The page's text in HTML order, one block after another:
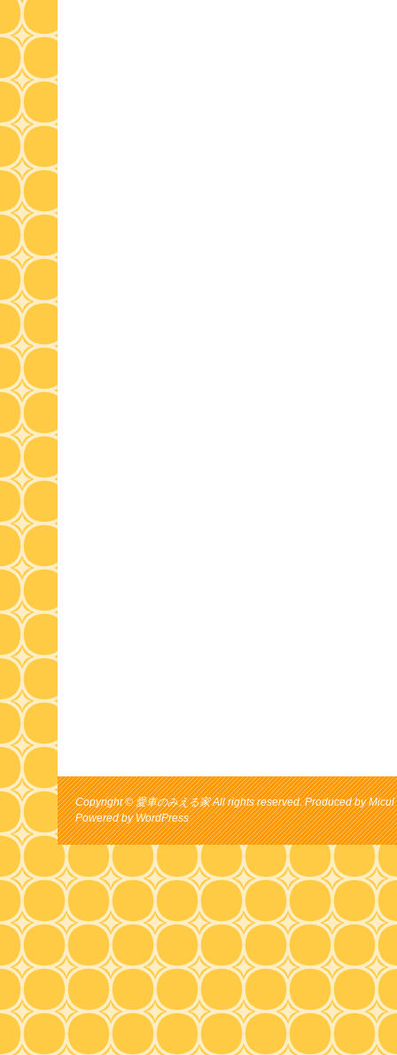
Copyright © 愛車のみえる家 All rights reserved. Produced by Micul
Powered byWordPress